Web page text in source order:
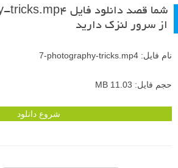
شما قصد دانلود فایل tricks.mp4
از سرور لنزک دارید
نام فایل: 7-photography-tricks.mp4
حجم فایل: 11.03 MB
شروع دانلود